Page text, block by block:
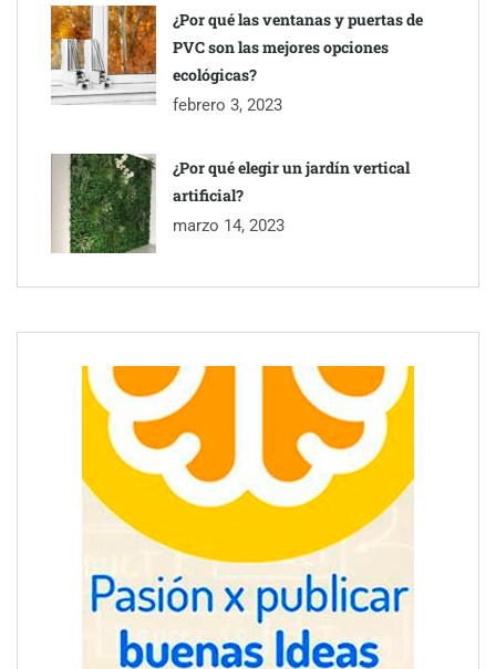
¿Por qué las ventanas y puertas de
PVC son las mejores opciones
ecológicas?
febrero 3, 2023
¿Por qué elegir un jardín vertical
artificial?
marzo 14, 2023